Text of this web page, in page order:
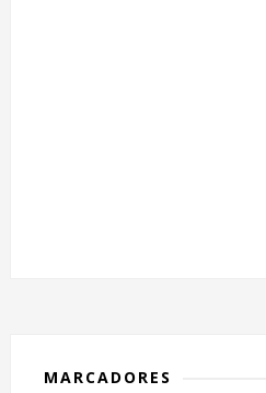
MARCADORES